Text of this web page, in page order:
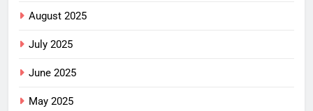
August 2025
July 2025
June 2025
May 2025